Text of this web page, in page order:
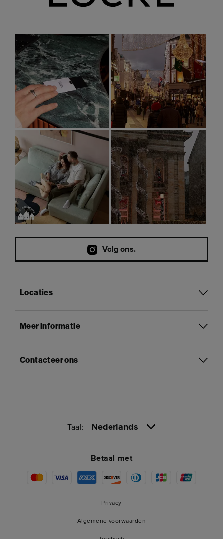
NCP Castle Terrace
Dichtstbijzijnde parkeergelegenheid bij Eden Locke.
Volg ons.
Locaties
Meer informatie
Contacteer ons
Taal: Nederlands
Betaal met
Privacy
Algemene voorwaarden